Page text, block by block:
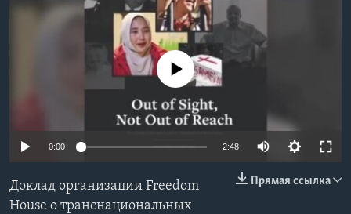
Языки
No media source currently available
0:00 2:48
Прямая ссылка
Доклад организации Freedom
House о транснациональных